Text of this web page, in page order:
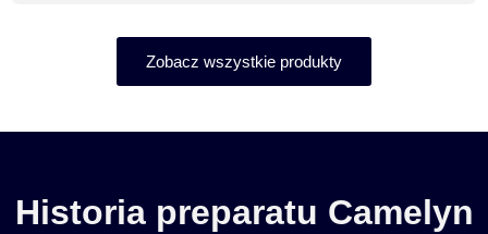
Zobacz wszystkie produkty
Historia preparatu Camelyn